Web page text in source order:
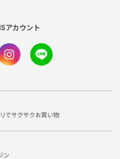
アカウント
でサクサクお買い物
ン